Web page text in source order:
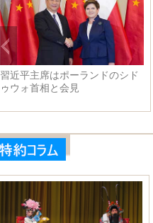
習近平主席はポーランドのシド
ゥウォ首相と会見